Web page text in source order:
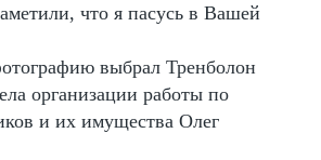
что я пасусь в Вашей
выбрал Тренболон
организации работы по
и их имущества Олег